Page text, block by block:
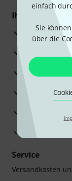
einfach
Sie
über die
Ihre Vorteile
3 Jahre
30 Tage
Beratung
Europas
Service
Versandkosten